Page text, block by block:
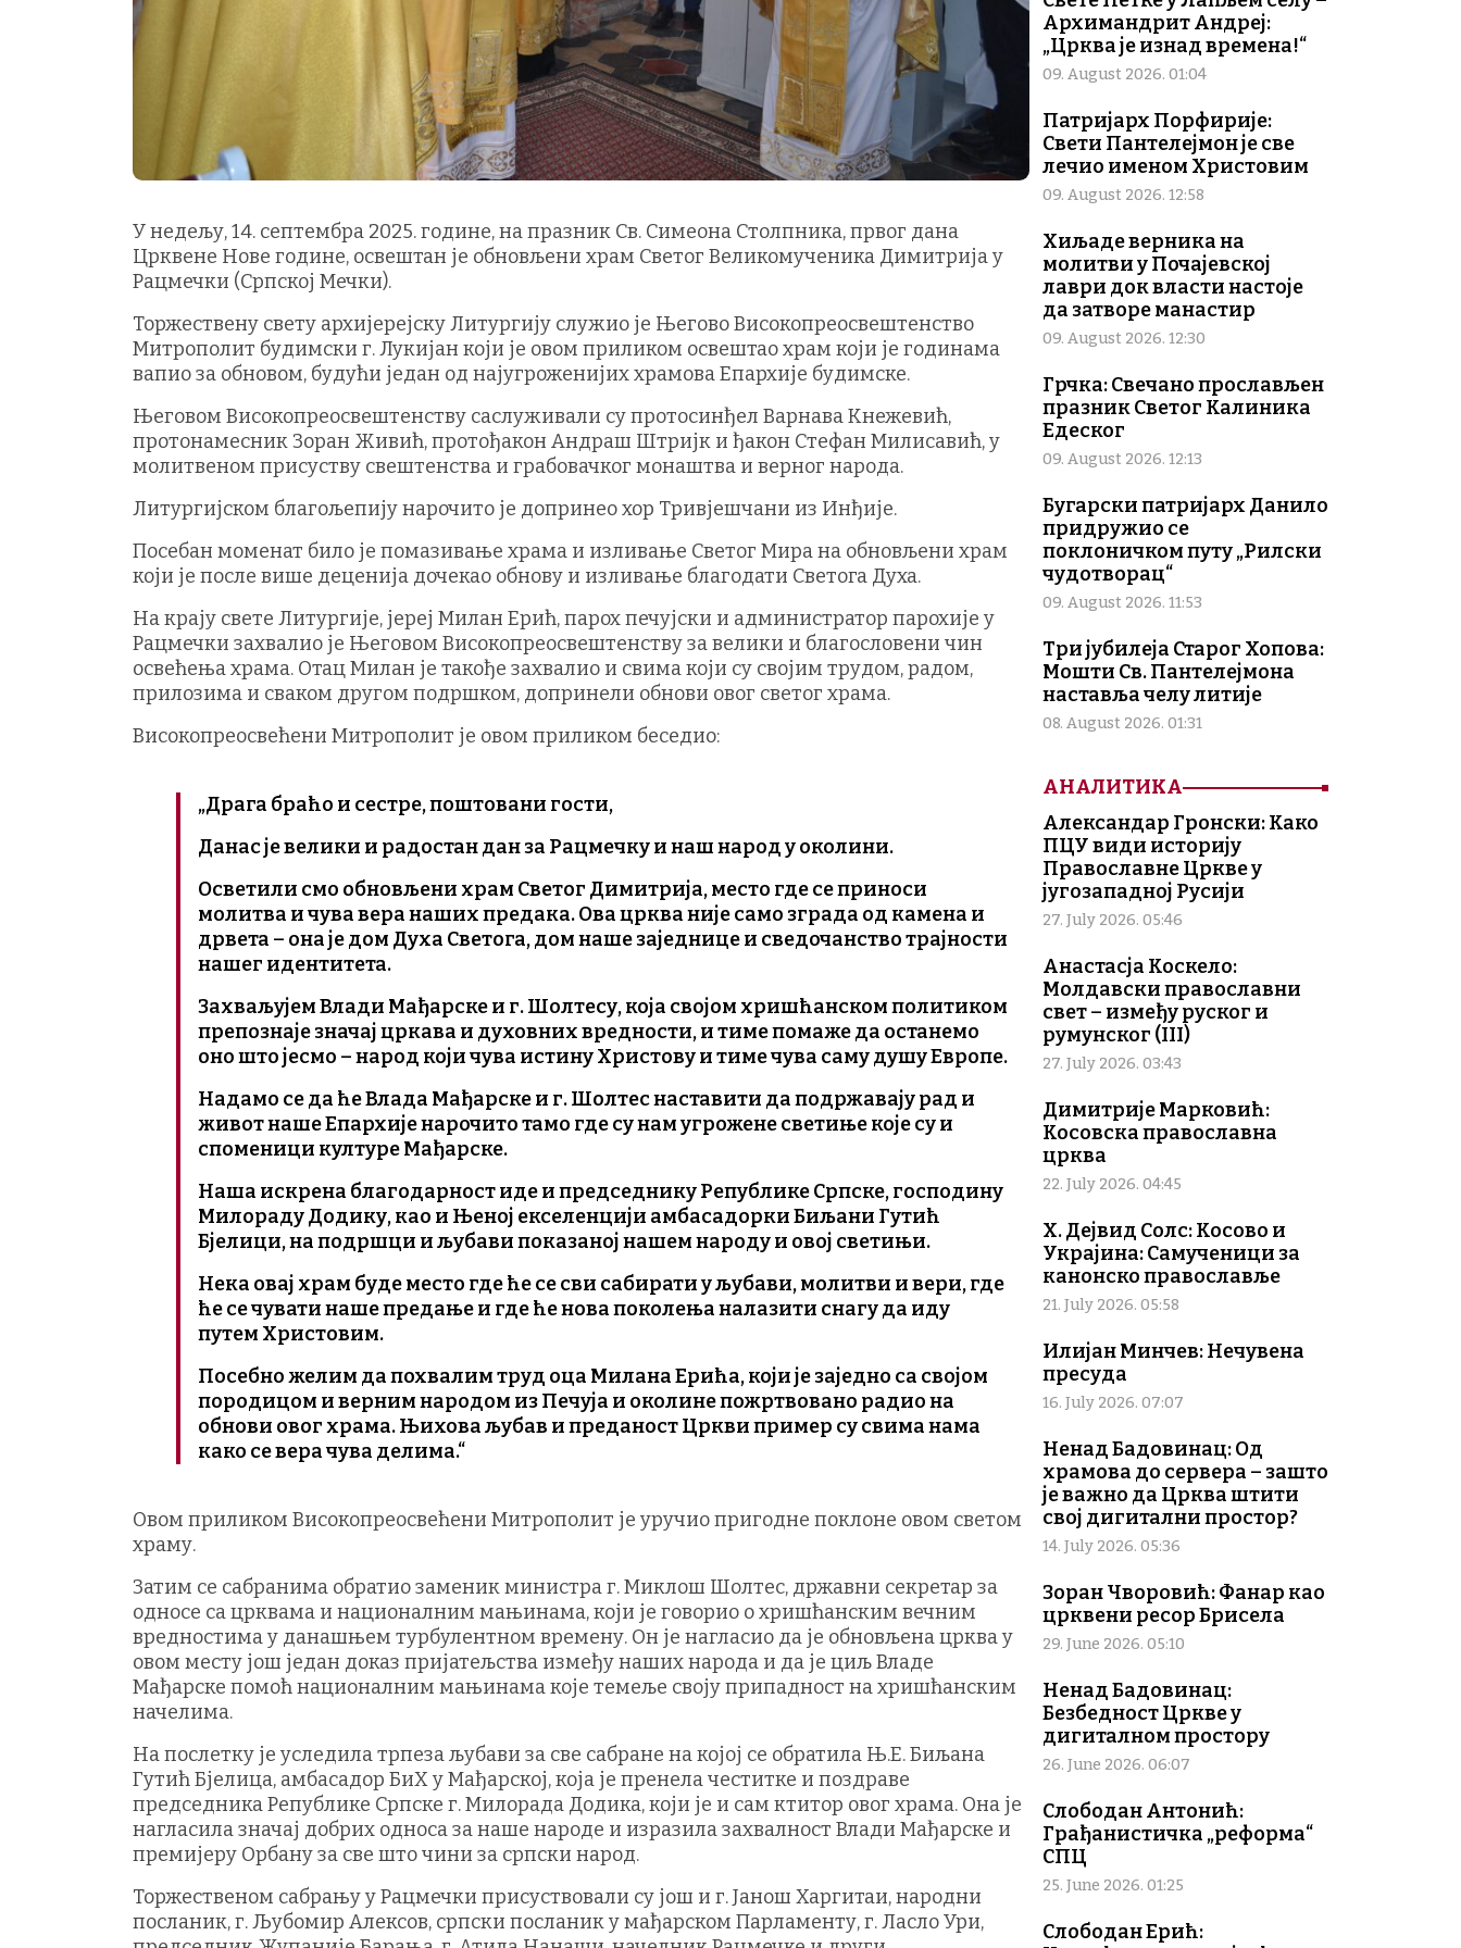
У недељу, 14. септембра 2025. године, на празник Св. Симеона Столпника, првог дана
Црквене Нове године, освештан је обновљени храм Светог Великомученика Димитрија у
Рацмечки (Српској Мечки).
Торжествену свету архијерејску Литургију служио је Његово Високопреосвештенство
Митрополит будимски г. Лукијан који је овом приликом освештао храм који је годинама
вапио за обновом, будући један од најугроженијих храмова Епархије будимске.
Његовом Високопреосвештенству саслуживали су протосинђел Варнава Кнежевић,
протонамесник Зоран Живић, протођакон Андраш Штријк и ђакон Стефан Милисавић, у
молитвеном присуству свештенства и грабовачког монаштва и верног народа.
Литургијском благољепију нарочито је допринео хор Тривјешчани из Инђије.
Посебан моменат било је помазивање храма и изливање Светог Мира на обновљени храм
који је после више деценија дочекао обнову и изливање благодати Светога Духа.
На крају свете Литургије, јереј Милан Ерић, парох печујски и администратор парохије у
Рацмечки захвалио је Његовом Високопреосвештенству за велики и благословени чин
освећења храма. Отац Милан је такође захвалио и свима који су својим трудом, радом,
прилозима и сваком другом подршком, допринели обнови овог светог храма.
Високопреосвећени Митрополит је овом приликом беседио:
„Драга браћо и сестре, поштовани гости,
Данас је велики и радостан дан за Рацмечку и наш народ у околини.
Осветили смо обновљени храм Светог Димитрија, место где се приноси
молитва и чува вера наших предака. Ова црква није само зграда од камена и
дрвета – она је дом Духа Светога, дом наше заједнице и сведочанство трајности
нашег идентитета.
Захваљујем Влади Мађарске и г. Шолтесу, која својом хришћанском политиком
препознаје значај цркава и духовних вредности, и тиме помаже да останемо
оно што јесмо – народ који чува истину Христову и тиме чува саму душу Европе.
Надамо се да ће Влада Мађарске и г. Шолтес наставити да подржавају рад и
живот наше Епархије нарочито тамо где су нам угрожене светиње које су и
споменици културе Мађарске.
Наша искрена благодарност иде и председнику Републике Српске, господину
Милораду Додику, као и Њеној екселенцији амбасадорки Биљани Гутић
Бјелици, на подршци и љубави показаној нашем народу и овој светињи.
Нека овај храм буде место где ће се сви сабирати у љубави, молитви и вери, где
ће се чувати наше предање и где ће нова поколења налазити снагу да иду
путем Христовим.
Посебно желим да похвалим труд оца Милана Ерића, који је заједно са својом
породицом и верним народом из Печуја и околине пожртвовано радио на
обнови овог храма. Њихова љубав и преданост Цркви пример су свима нама
како се вера чува делима.“
Овом приликом Високопреосвећени Митрополит је уручио пригодне поклоне овом светом
храму.
Затим се сабранима обратио заменик министра г. Миклош Шолтес, државни секретар за
односе са црквама и националним мањинама, који је говорио о хришћанским вечним
вредностима у данашњем турбулентном времену. Он је нагласио да је обновљена црква у
овом месту још један доказ пријатељства између наших народа и да је циљ Владе
Мађарске помоћ националним мањинама које темеље своју припадност на хришћанским
начелима.
На послетку је уследила трпеза љубави за све сабране на којој се обратила Њ.Е. Биљана
Гутић Бјелица, амбасадор БиХ у Мађарској, која је пренела честитке и поздраве
председника Републике Српске г. Милорада Додика, који је и сам ктитор овог храма. Она је
нагласила значај добрих односа за наше народе и изразила захвалност Влади Мађарске и
премијеру Орбану за све што чини за српски народ.
Торжественом сабрању у Рацмечки присуствовали су још и г. Јанош Харгитаи, народни
посланик, г. Љубомир Алексов, српски посланик у мађарском Парламенту, г. Ласло Ури,
Архимандрит Андреј:
„Црква је изнад времена!“
09. August 2026. 01:04
Патријарх Порфирије:
Свети Пантелејмон је све
лечио именом Христовим
09. August 2026. 12:58
Хиљаде верника на
молитви у Почајевској
лаври док власти настоје
да затворе манастир
09. August 2026. 12:30
Грчка: Свечано прослављен
празник Светог Калиника
Едеског
09. August 2026. 12:13
Бугарски патријарх Данило
придружио се
поклоничком путу „Рилски
чудотворац“
09. August 2026. 11:53
Три јубилеја Старог Хопова:
Мошти Св. Пантелејмона
наставља челу литије
08. August 2026. 01:31
АНАЛИТИКА
Александар Гронски: Како
ПЦУ види историју
Православне Цркве у
југозападној Русији
27. July 2026. 05:46
Анастасја Коскело:
Молдавски православни
свет – између руског и
румунског (III)
27. July 2026. 03:43
Димитрије Марковић:
Косовска православна
црква
22. July 2026. 04:45
Х. Дејвид Солс: Косово и
Украјина: Самученици за
канонско православље
21. July 2026. 05:58
Илијан Минчев: Нечувена
пресуда
16. July 2026. 07:07
Ненад Бадовинац: Од
храмова до сервера – зашто
је важно да Црква штити
свој дигитални простор?
14. July 2026. 05:36
Зоран Чворовић: Фанар као
црквени ресор Брисела
29. June 2026. 05:10
Ненад Бадовинац:
Безбедност Цркве у
дигиталном простору
26. June 2026. 06:07
Слободан Антонић:
Грађанистичка „реформа“
СПЦ
25. June 2026. 01:25
Слободан Ерић: